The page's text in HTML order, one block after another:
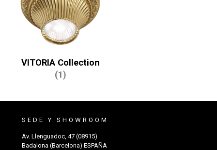
VITORIA Collection
(1)
SEDE Y SHOWROOM
Av. Llenguadoc, 47 (08915)
Badalona (Barcelona) ESPAÑA